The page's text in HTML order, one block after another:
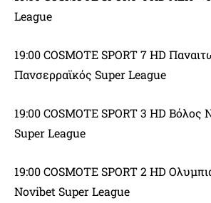
League
19:00 COSMOTE SPORT 7 HD
Πανσερραϊκός Super League
19:00 COSMOTE SPORT 3 HD
Super League
19:00 COSMOTE SPORT 2 HD
Novibet Super League